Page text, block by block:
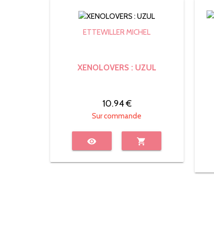
ETTEWILLER MICHEL
XENOLOVERS : UZUL
10.94 €
Sur commande
visibility shopping_cart